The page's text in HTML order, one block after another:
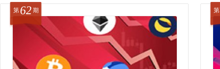
第62 期 第